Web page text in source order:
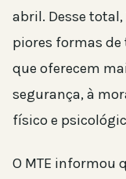
abril. Desse
piores formas
que oferecem
segurança, à
físico e
O MTE informou